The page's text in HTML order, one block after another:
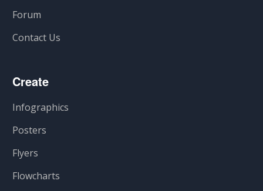
Forum
Contact Us
Create
Infographics
Posters
Flyers
Flowcharts